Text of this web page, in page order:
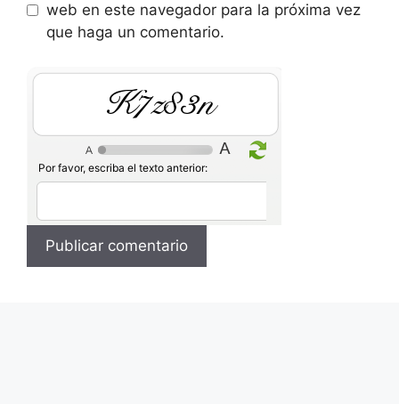
web en este navegador para la próxima vez
que haga un comentario.
dYCrhT
Por favor, escriba el texto anterior: